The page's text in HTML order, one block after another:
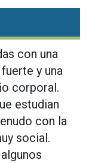
con una
y una
corporal.
estudian
con la
social.